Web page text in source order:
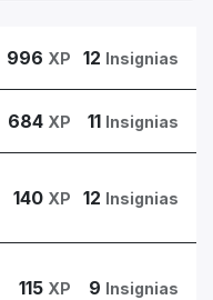
996 XP 12 Insignias
684 XP 11 Insignias
140 XP 12 Insignias
115 XP 9 Insignias